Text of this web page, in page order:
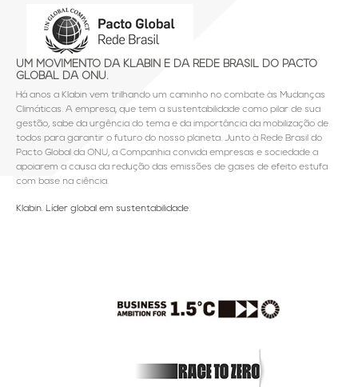
UM MOVIMENTO DA KLABIN E DA REDE BRASIL DO PACTO
GLOBAL DA ONU.
Há anos a Klabin vem trilhando um caminho no combate às Mudanças
Climáticas. A empresa, que tem a sustentabilidade como pilar de sua
gestão, sabe da urgência do tema e da importância da mobilização de
todos para garantir o futuro do nosso planeta. Junto à Rede Brasil do
Pacto Global da ONU, a Companhia convida empresas e sociedade a
apoiarem a causa da redução das emissões de gases de efeito estufa
com base na ciência.
Klabin. Líder global em sustentabilidade.